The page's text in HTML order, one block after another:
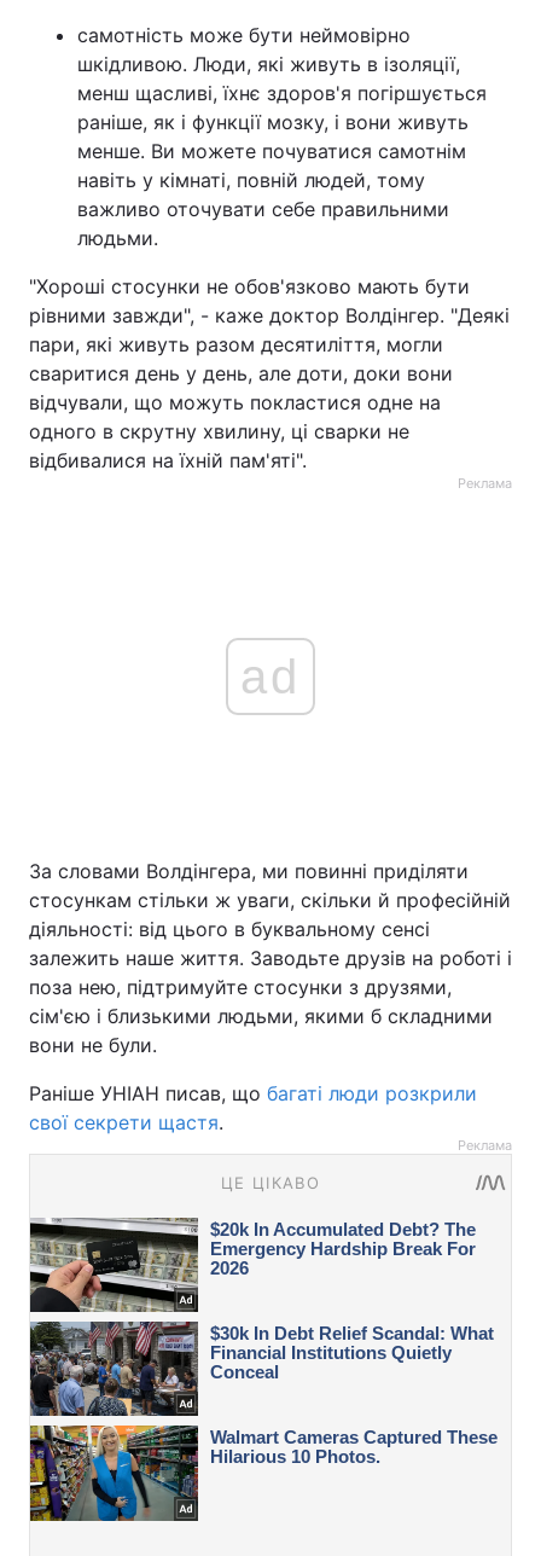
самотність може бути неймовірно
шкідливою. Люди, які живуть в ізоляції,
менш щасливі, їхнє здоров'я погіршується
раніше, як і функції мозку, і вони живуть
менше. Ви можете почуватися самотнім
навіть у кімнаті, повній людей, тому
важливо оточувати себе правильними
людьми.
"Хороші стосунки не обов'язково мають бути
рівними завжди", - каже доктор Волдінгер. "Деякі
пари, які живуть разом десятиліття, могли
сваритися день у день, але доти, доки вони
відчували, що можуть покластися одне на
одного в скрутну хвилину, ці сварки не
відбивалися на їхній пам'яті".
Реклама
ad
За словами Волдінгера, ми повинні приділяти
стосункам стільки ж уваги, скільки й професійній
діяльності: від цього в буквальному сенсі
залежить наше життя. Заводьте друзів на роботі і
поза нею, підтримуйте стосунки з друзями,
сім'єю і близькими людьми, якими б складними
вони не були.
Раніше УНІАН писав, що багаті люди розкрили
свої секрети щастя.
Реклама